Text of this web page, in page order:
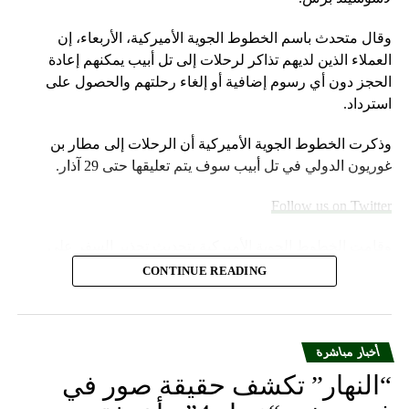
الشباب وأصبحت الهجرة هدفهم”.
RELATED TOPICS:
UP
وموسكو: صراع على وسط باخموت – شي يلتقي
الأسبوع المقبل… ويتحدّث مع زيلينسكي
بوريسي وسلامة وجهاً لوجه: مفاجآت ومستندات دامغة!
وقال متحدث باسم الخطوط الجوية الأميركية، الأربعاء، إن
العملاء الذين لديهم تذاكر لرحلات إلى تل أبيب يمكنهم إعادة
الحجز دون أي رسوم إضافية أو إلغاء رحلتهم والحصول على
استرداد.
وذكرت الخطوط الجوية الأميركية أن الرحلات إلى مطار بن
غوريون الدولي في تل أبيب سوف يتم تعليقها حتى 29 آذار.
Follow us on Twitter
موقعها الإلكتروني خلال عطلة نهاية الأسبوع.
والمدن الأوروبية التي تقدم خدماتها إلى الولايات المتحدة”.
CONTINUE READING
أخبار مباشرة
“النهار” تكشف حقيقة صور في